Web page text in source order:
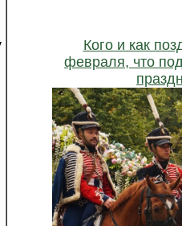
Кого и как
февраля, что